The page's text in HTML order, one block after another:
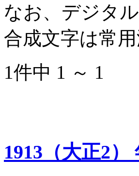
なお、デジタ
合成文字は常
1件中 1 ～ 1
1913（大正2）